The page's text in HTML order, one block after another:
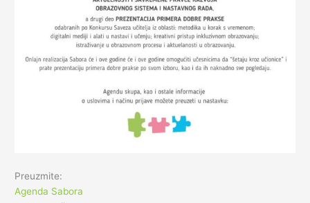
Preuzmite:
Agenda Sabora